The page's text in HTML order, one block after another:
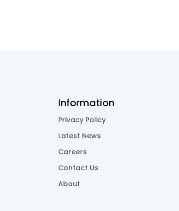
Information
Privacy Policy
Latest News
Careers
Contact Us
About